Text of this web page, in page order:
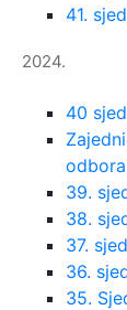
41.
2024.
40
odbora
39.
38.
37.
36.
35.